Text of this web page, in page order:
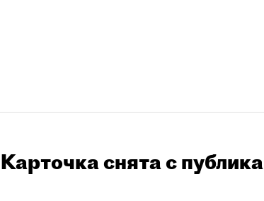
Карточка снята с